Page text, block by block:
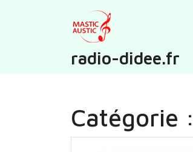
radio-didee.fr
Catégorie :